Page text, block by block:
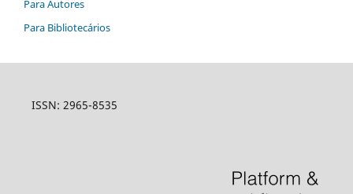
Para Autores
Para Bibliotecários
ISSN: 2965-8535